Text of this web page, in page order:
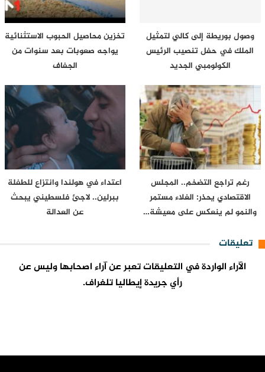
وصول بوريطة إلى كالي لتمثيل
الملك في حفل تنصيب الرئيس
الكولومبي الجديد
تخزين محاصيل الحبوب الاستثنائية
يواجه صعوبات بعد سنوات من
الجفاف
رغم تراجع التضخم.. المجلس
الاقتصادي يحذر: الغلاء مستمر
والنمو لم ينعكس على معيشة…
اعتداء في هولندا وانتزاع للطفلة
ببرلين.. لاجئ فلسطيني يبحث
عن العدالة
تعليقات
الآراء الواردة في التعليقات تعبر عن آراء اصحابها وليس عن
رأي جريدة إيطاليا تلغراف.